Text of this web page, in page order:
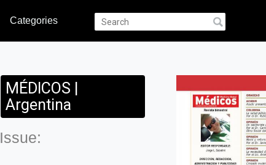
Categories
MÉDICOS |
Argentina
Issue: